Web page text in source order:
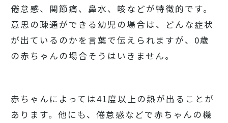
倦怠感、関節痛、鼻水、咳などが特徴的です。
意思の疎通ができる幼児の場合は、どんな症状
が出ているのかを言葉で伝えられますが、0歳
の赤ちゃんの場合そうはいきません。
赤ちゃんによっては41度以上の熱が出ることが
あります。他にも、倦怠感などで赤ちゃんの機